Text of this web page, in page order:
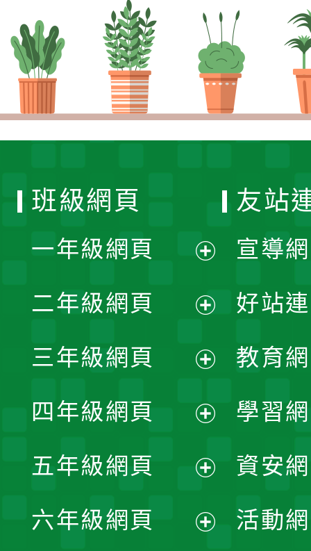
班級網頁
一年級網頁
開
選
單
二年級網頁
開
選
單
三年級網頁
開
選
單
四年級網頁
開
選
五年級網頁
開
六年級網頁
友站
宣導
好站
教育
學習
資安
活動